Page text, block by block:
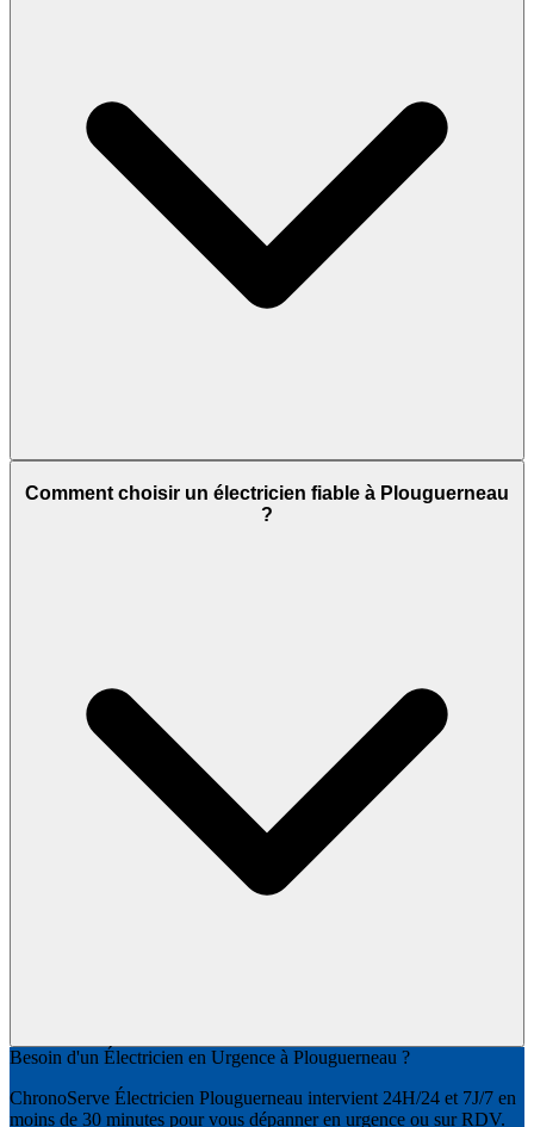
Comment choisir un électricien fiable à Plouguerneau
?
Besoin d'un Électricien en Urgence à Plouguerneau ?
ChronoServe Électricien Plouguerneau intervient 24H/24 et 7J/7 en
moins de 30 minutes pour vous dépanner en urgence ou sur RDV.